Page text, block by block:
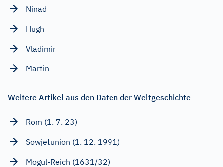
Ninad
Hugh
Vladimir
Martin
Weitere Artikel aus den Daten der Weltgeschichte
Rom (1. 7. 23)
Sowjetunion (1. 12. 1991)
Mogul-Reich (1631/32)